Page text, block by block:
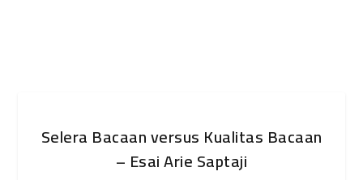
Selera Bacaan versus Kualitas Bacaan
– Esai Arie Saptaji